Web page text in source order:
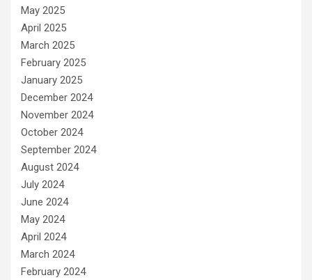
May 2025
April 2025
March 2025
February 2025
January 2025
December 2024
November 2024
October 2024
September 2024
August 2024
July 2024
June 2024
May 2024
April 2024
March 2024
February 2024